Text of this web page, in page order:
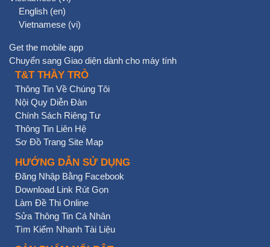
English ‎(en)‎
Vietnamese ‎(vi)‎
Get the mobile app
Chuyển sang Giao diện dành cho máy tính
T&T THẦY TRÒ
Thông Tin Về Chúng Tôi
Nội Quy Diễn Đàn
Chính Sách Riêng Tư
Thông Tin Liên Hệ
Sơ Đồ Trang Site Map
HƯỚNG DẪN SỬ DỤNG
Đăng Nhập Bằng Facebook
Download Link Rút Gọn
Làm Đề Thi Online
Sửa Thông Tin Cá Nhân
Tìm Kiếm Nhanh Tài Liệu